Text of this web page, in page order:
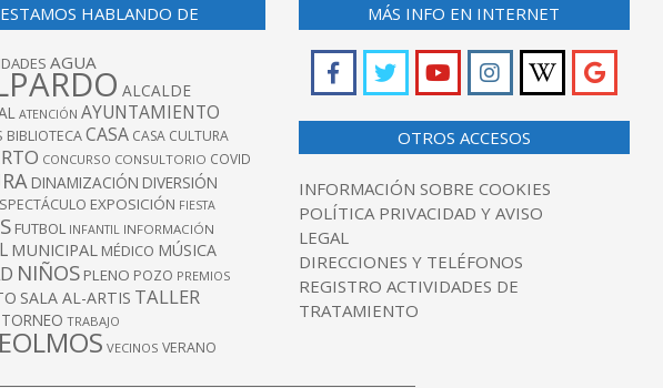
ESTAMOS HABLANDO DE
AGUA
ALCALDE
ATENCIÓN AYUNTAMIENTO
BIBLIOTECACASA CASA CULTURA
CONCURSO CONSULTORIO COVID
DINAMIZACIÓN DIVERSIÓN
EXPOSICIÓN FIESTA
FUTBOL INFANTIL INFORMACIÓN
MUNICIPAL MÉDICO MÚSICA
NIÑOS PLENO POZO PREMIOS
SALA AL-ARTIS TALLER
TORNEO TRABAJO
VECINOS VERANO
MÁS INFO EN INTERNET
OTROS ACCESOS
INFORMACIÓN SOBRE COOKIES
POLÍTICA PRIVACIDAD Y AVISO
LEGAL
DIRECCIONES Y TELÉFONOS
REGISTRO ACTIVIDADES DE
TRATAMIENTO